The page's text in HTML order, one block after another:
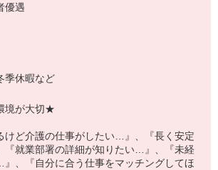
優遇
季休暇など
境が大切★
けど介護の仕事がしたい…』、『長く安定
『就業部署の詳細が知りたい…』、『未経
、『自分に合う仕事をマッチングしてほ